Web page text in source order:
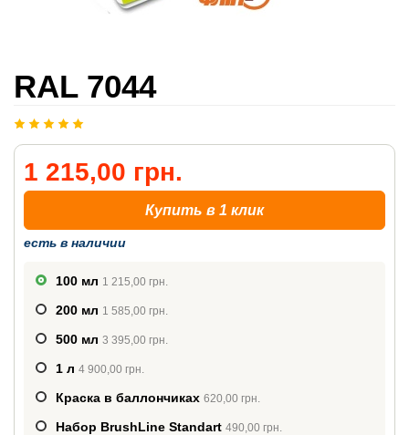
RAL 7044
1 215,00 грн.
Купить в 1 клик
есть в наличии
100 мл 1 215,00 грн.
200 мл 1 585,00 грн.
500 мл 3 395,00 грн.
1 л 4 900,00 грн.
Краска в баллончиках 620,00 грн.
Набор BrushLine Standart 490,00 грн.